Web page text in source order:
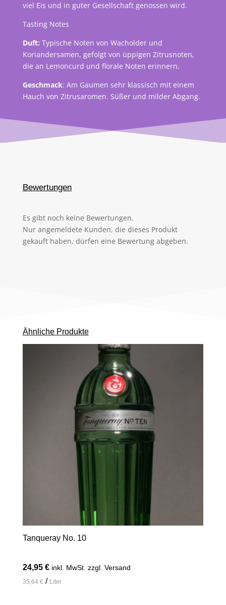
viel Eis und in guter Gesellschaft genossen wird.
Tasting Notes
Duft: Typische Noten von Wacholder und
Koriandersamen, gefolgt von üppigen Zitrusnoten,
die an Lemoncurd und florale Noten erinnern.
Geschmack: Am Gaumen sehr klassisch mit einem
Hauch von Zitrusaromen. Süßer und milder Abgang.
Bewertungen
Es gibt noch keine Bewertungen.
Nur angemeldete Kunden, die dieses Produkt
gekauft haben, dürfen eine Bewertung abgeben.
Ähnliche Produkte
Tanqueray No. 10
24,95 € inkl. MwSt. zzgl. Versand
35,64 €/ Liter